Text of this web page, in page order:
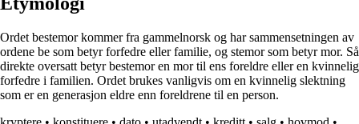
Ordet bestemor kommer fra gammelnorsk og har sammensetningen av
ordene be som betyr forfedre eller familie, og stemor som betyr mor. Så
direkte oversatt betyr bestemor en mor til ens foreldre eller en kvinnelig
forfedre i familien. Ordet brukes vanligvis om en kvinnelig slektning
som er en generasjon eldre enn foreldrene til en person.